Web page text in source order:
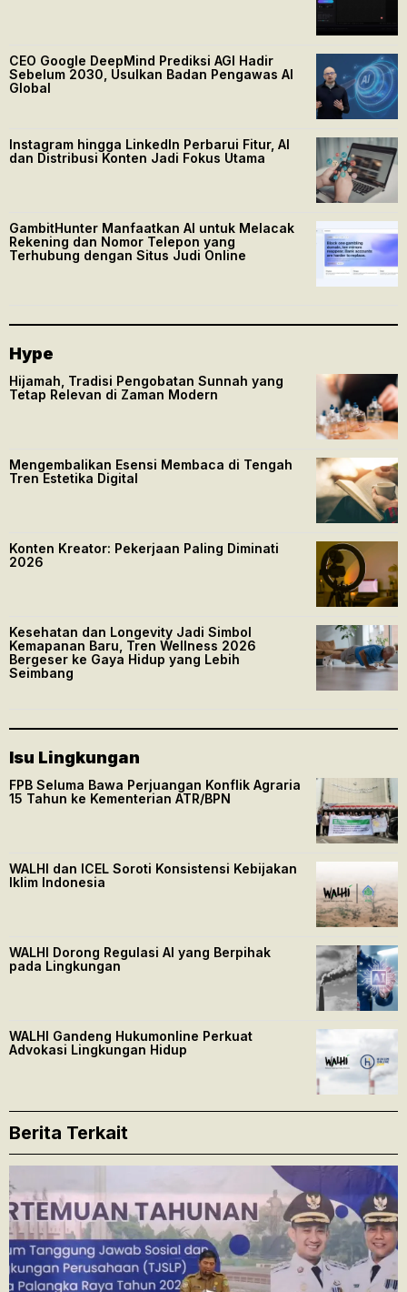
CEO Google DeepMind Prediksi AGI Hadir
Sebelum 2030, Usulkan Badan Pengawas AI
Global
Instagram hingga LinkedIn Perbarui Fitur, AI
dan Distribusi Konten Jadi Fokus Utama
GambitHunter Manfaatkan AI untuk Melacak
Rekening dan Nomor Telepon yang
Terhubung dengan Situs Judi Online
Hype
Hijamah, Tradisi Pengobatan Sunnah yang
Tetap Relevan di Zaman Modern
Mengembalikan Esensi Membaca di Tengah
Tren Estetika Digital
Konten Kreator: Pekerjaan Paling Diminati
2026
Kesehatan dan Longevity Jadi Simbol
Kemapanan Baru, Tren Wellness 2026
Bergeser ke Gaya Hidup yang Lebih
Seimbang
Isu Lingkungan
FPB Seluma Bawa Perjuangan Konflik Agraria
15 Tahun ke Kementerian ATR/BPN
WALHI dan ICEL Soroti Konsistensi Kebijakan
Iklim Indonesia
WALHI Dorong Regulasi AI yang Berpihak
pada Lingkungan
WALHI Gandeng Hukumonline Perkuat
Advokasi Lingkungan Hidup
Berita Terkait